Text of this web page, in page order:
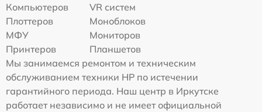
Компьютеров
VR систем
Плоттеров
Моноблоков
МФУ
Мониторов
Принтеров
Планшетов
Мы занимаемся ремонтом и техническим
обслуживанием техники HP по истечении
гарантийного периода. Наш центр в Иркутске
работает независимо и не имеет официальной